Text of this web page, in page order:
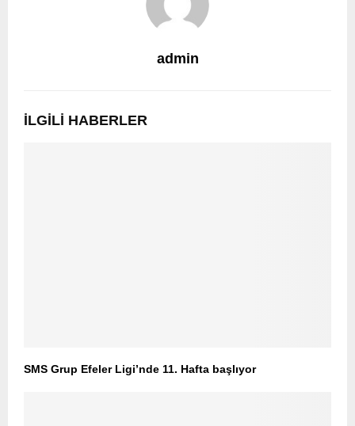
admin
İLGILI HABERLER
SMS Grup Efeler Ligi’nde 11. Hafta başlıyor